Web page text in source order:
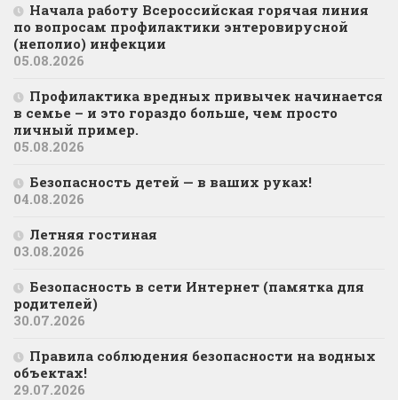
Начала работу Всероссийская горячая линия
по вопросам профилактики энтеровирусной
(неполио) инфекции
05.08.2026
Профилактика вредных привычек начинается
в семье – и это гораздо больше, чем просто
личный пример.
05.08.2026
Безопасность детей — в ваших руках!
04.08.2026
Летняя гостиная
03.08.2026
Безопасность в сети Интернет (памятка для
родителей)
30.07.2026
Правила соблюдения безопасности на водных
объектах!
29.07.2026